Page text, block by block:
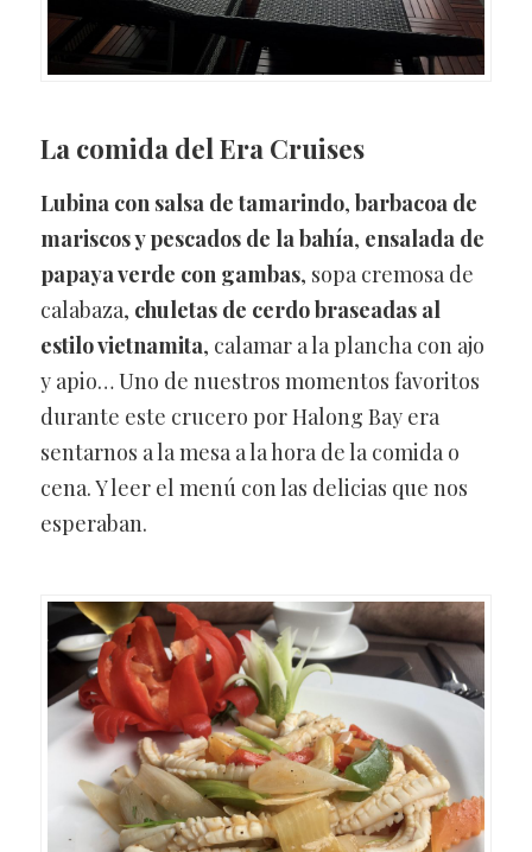
La comida del Era Cruises
Lubina con salsa de tamarindo, barbacoa de
mariscos y pescados de la bahía, ensalada de
papaya verde con gambas, sopa cremosa de
calabaza, chuletas de cerdo braseadas al
estilo vietnamita, calamar a la plancha con ajo
y apio… Uno de nuestros momentos favoritos
durante este crucero por Halong Bay era
sentarnos a la mesa a la hora de la comida o
cena. Y leer el menú con las delicias que nos
esperaban.